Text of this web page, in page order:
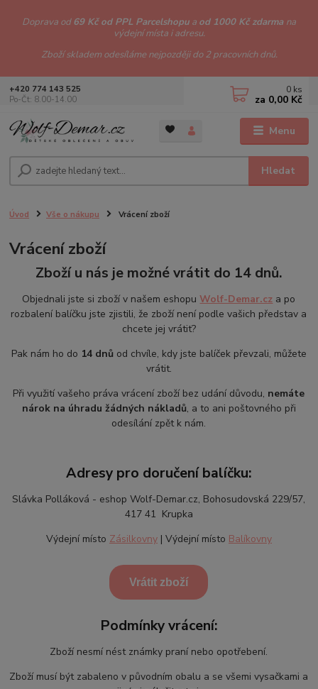
Doprava od69 Kč od PPL Parcelshopu a od 1000 Kč zdarma na
výdejní místa i adresu.
Zboží skladem odesíláme nejpozději do 2 pracovních dnů.
Menu
Hledat
+420 774 143 525
Po-Čt: 8.00-14.00
0 ks
za 0,00 Kč
Úvod Vše o nákupu Vrácení zboží
Vrácení zboží
Zboží u nás je možné vrátit do 14 dnů.
Objednali jste si zboží v našem eshopuWolf-Demar.cz a po
rozbalení balíčku jste zjistili, že zboží není podle vašich představ a
chcete jej vrátit?
Pak nám ho do 14 dnů od chvíle, kdy jste balíček převzali, můžete
vrátit.
Při využití vašeho práva vrácení zboží bez udání důvodu, nemáte
nárok na úhradu žádných nákladů, a to ani poštovného při
odesílání zpět k nám.
Adresy pro doručení balíčku:
Slávka Polláková - eshop Wolf-Demar.cz, Bohosudovská 229/57,
417 41 Krupka
Výdejní místo Zásilkovny| Výdejní místo Balíkovny
Vrátit zboží
Podmínky vrácení:
Zboží nesmí nést známky praní nebo opotřebení.
Zboží musí být zabaleno v původním obalu a se všemi vysačkami a